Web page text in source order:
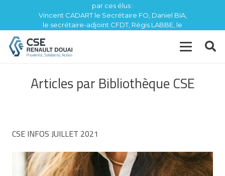
par ces élus :
Vincent CADART le Secrétaire FO, Daniel BIA,
le secrétaire-adjoint CFDT, Régis LABBE, le
Articles par Bibliothèque CSE
CSE INFOS JUILLET 2021